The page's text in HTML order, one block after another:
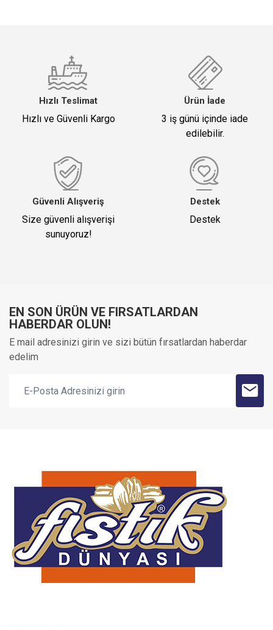
Hızlı Teslimat
Hızlı ve Güvenli Kargo
Ürün İade
3 iş günü içinde iade
edilebilir.
Güvenli Alışveriş
Size güvenli alışverişi
sunuyoruz!
Destek
Destek
EN SON ÜRÜN VE FIRSATLARDAN
HABERDAR OLUN!
E mail adresinizi girin ve sizi bütün fırsatlardan haberdar
edelim